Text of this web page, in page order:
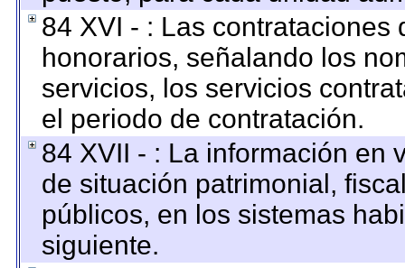
84 XVI - : Las
honorarios, señalando los
servicios, los servicios
el periodo de contratación.
84 XVII - : La información en
de situación patrimonial,
públicos, en los sistemas
siguiente.